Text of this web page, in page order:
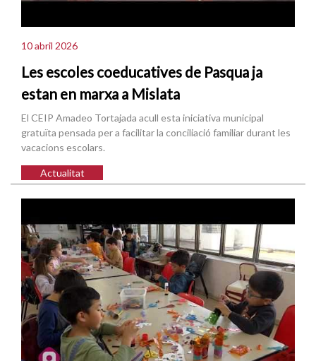
10 abril 2026
Les escoles coeducatives de Pasqua ja
estan en marxa a Mislata
El CEIP Amadeo Tortajada acull esta iniciativa municipal
gratuïta pensada per a facilitar la conciliació familiar durant les
vacacions escolars.
Actualitat